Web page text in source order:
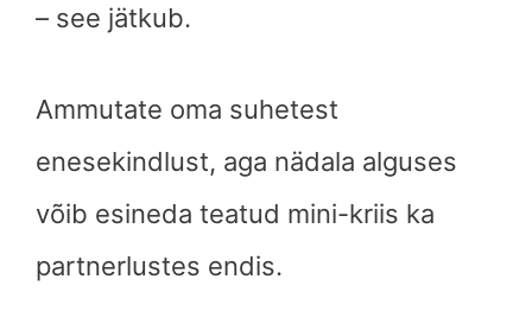
– see jätkub.
Ammutate oma suhetest
enesekindlust, aga nädala alguses
võib esineda teatud mini-kriis ka
partnerlustes endis.